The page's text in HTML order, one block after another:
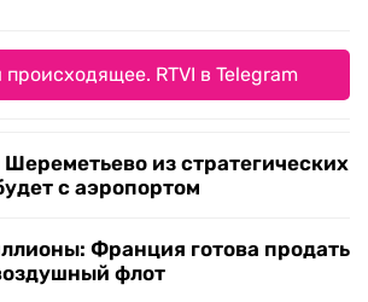
RTVI в Telegram
из стратегических
с аэропортом
Франция готова продать
флот